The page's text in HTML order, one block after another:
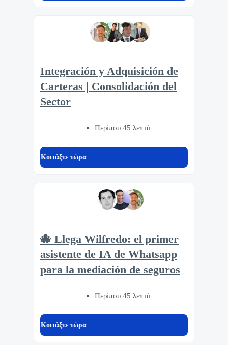
Integración y Adquisición de
Carteras | Consolidación del
Sector
Περίπου 45 λεπτά
Κοιτάξτε τώρα
🐙 Llega Wilfredo: el primer
asistente de IA de Whatsapp
para la mediación de seguros
Περίπου 45 λεπτά
Κοιτάξτε τώρα